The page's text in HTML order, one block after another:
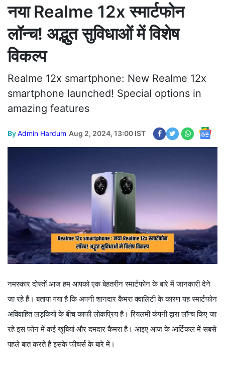
नया Realme 12x स्मार्टफोन
लॉन्च! अद्भुत सुविधाओं में विशेष
विकल्प
Realme 12x smartphone: New Realme 12x
smartphone launched! Special options in
amazing features
ByAdmin Hardum Aug 2, 2024, 13:00 IST
नमस्कार दोस्तों आज हम आपको एक बेहतरीन स्मार्टफोन के बारे में जानकारी देने
जा रहे हैं। बताया गया है कि अपनी शानदार कैमरा क्वालिटी के कारण यह स्मार्टफोन
अविवाहित लड़कियों के बीच काफी लोकप्रिय है। रियलमी कंपनी द्वारा लॉन्च किए जा
रहे इस फोन में कई खूबियां और दमदार कैमरा है। आइए आज के आर्टिकल में सबसे
पहले बात करते हैं इसके फीचर्स के बारे में।